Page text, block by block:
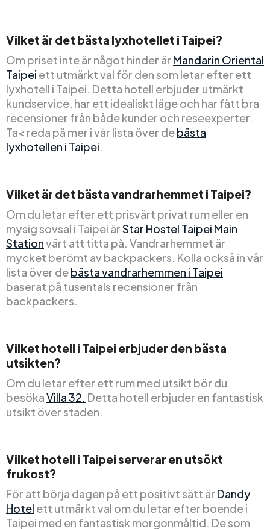
Vilket är det bästa lyxhotellet i Taipei?
Om priset inte är något hinder är Mandarin Oriental
Taipei ett utmärkt val för den som letar efter ett
lyxhotell i Taipei. Detta hotell erbjuder utmärkt
kundservice, har ett idealiskt läge och har fått bra
recensioner från både kunder och reseexperter.
Ta< reda på mer i vår lista över debästa
lyxhotellen i Taipei.
Vilket är det bästa vandrarhemmet i Taipei?
Om du letar efter ett prisvärt privat rum eller en
mysig sovsal i Taipei ärStar Hostel Taipei Main
Stationvärt att titta på. Vandrarhemmet är
mycket berömt av backpackers. Kolla också in vår
lista över debästa vandrarhemmen i Taipei
baserat på tusentals recensioner från
backpackers.
Vilket hotell i Taipei erbjuder den bästa
utsikten?
Om du letar efter ett rum med utsikt bör du
besökaVilla 32. Detta hotell erbjuder en fantastisk
utsikt över staden.
Vilket hotell i Taipei serverar en utsökt
frukost?
För att börja dagen på ett positivt sätt är Dandy
Hotel ett utmärkt val om du letar efter boende i
Taipei med en fantastisk morgonmåltid. De som